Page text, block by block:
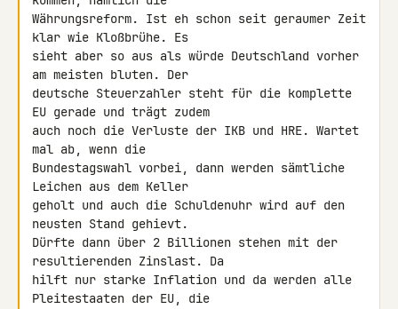
Währungsreform. Ist eh schon seit geraumer Zeit
klar wie Kloßbrühe. Es
sieht aber so aus als würde Deutschland vorher
am meisten bluten. Der
deutsche Steuerzahler steht für die komplette
EU gerade und trägt zudem
auch noch die Verluste der IKB und HRE. Wartet
mal ab, wenn die
Bundestagswahl vorbei, dann werden sämtliche
Leichen aus dem Keller
geholt und auch die Schuldenuhr wird auf den
neusten Stand gehievt.
Dürfte dann über 2 Billionen stehen mit der
resultierenden Zinslast. Da
hilft nur starke Inflation und da werden alle
Pleitestaaten der EU, die